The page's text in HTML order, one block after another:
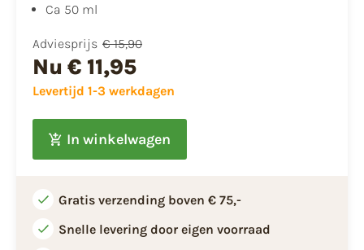
Ca 50 ml
Adviesprijs € 15,90
Nu € 11,95
Levertijd 1-3 werkdagen
In winkelwagen
Gratis verzending boven € 75,-
Snelle levering door eigen voorraad